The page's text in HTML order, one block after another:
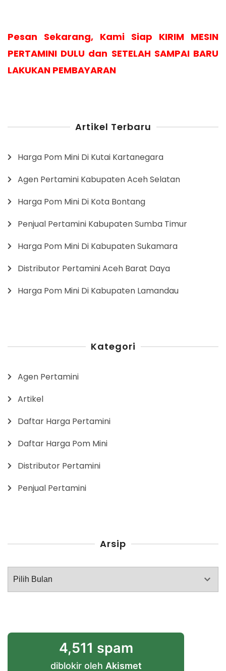
Pesan Sekarang, Kami Siap KIRIM MESIN
PERTAMINI DULU dan SETELAH SAMPAI BARU
LAKUKAN PEMBAYARAN
Artikel Terbaru
Harga Pom Mini Di Kutai Kartanegara
Agen Pertamini Kabupaten Aceh Selatan
Harga Pom Mini Di Kota Bontang
Penjual Pertamini Kabupaten Sumba Timur
Harga Pom Mini Di Kabupaten Sukamara
Distributor Pertamini Aceh Barat Daya
Harga Pom Mini Di Kabupaten Lamandau
Kategori
Agen Pertamini
Artikel
Daftar Harga Pertamini
Daftar Harga Pom Mini
Distributor Pertamini
Penjual Pertamini
Arsip
Arsip
4,511 spam
diblokir oleh Akismet